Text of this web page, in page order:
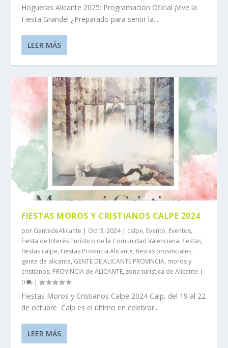
Hogueras Alicante 2025: Programación Oficial ¡Vive la
Fiesta Grande! ¿Preparado para sentir la...
LEER MÁS
FIESTAS MOROS Y CRISTIANOS CALPE 2024
por GentedeAlicante | Oct 3, 2024| calpe, Evento, Eventos,
Fiesta de Interés Turístico de la Comunidad Valenciana,fiestas,
fiestas calpe, Fiestas Provincia Alicante,fiestas provinciales,
gente de alicante, GENTE DE ALICANTE PROVINCIA, moros y
cristianos, PROVINCIA de ALICANTE, zona turística de Alicante |
0
|
Fiestas Moros y Cristianos Calpe 2024 Calp, del 19 al 22
de octubre Calp es el último en celebrar...
LEER MÁS